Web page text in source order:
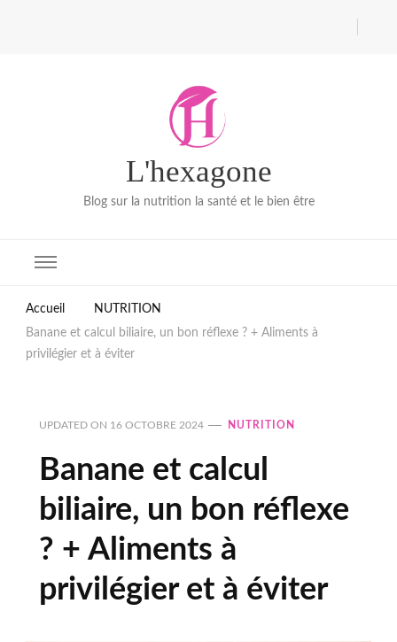
L'hexagone
Blog sur la nutrition la santé et le bien être
Accueil
NUTRITION
Banane et calcul biliaire, un bon réflexe ? + Aliments à
privilégier et à éviter
UPDATED ON 16 OCTOBRE 2024 NUTRITION
Banane et calcul
biliaire, un bon réflexe
? + Aliments à
privilégier et à éviter